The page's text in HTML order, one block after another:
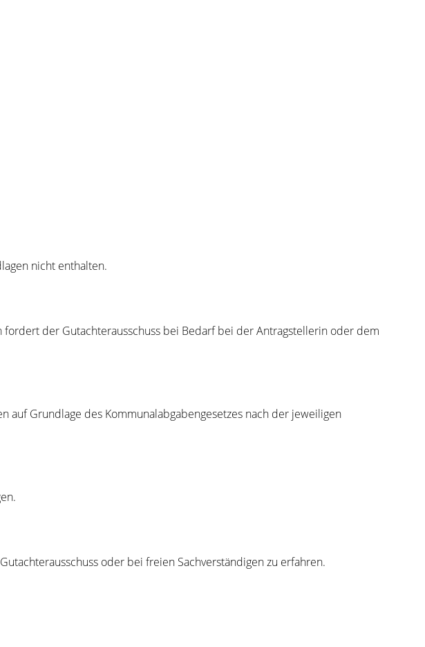
nicht enthalten.
der Gutachterausschuss bei Bedarf bei der Antragstellerin oder dem
Grundlage des Kommunalabgabengesetzes nach der jeweiligen
oder bei freien Sachverständigen zu erfahren.